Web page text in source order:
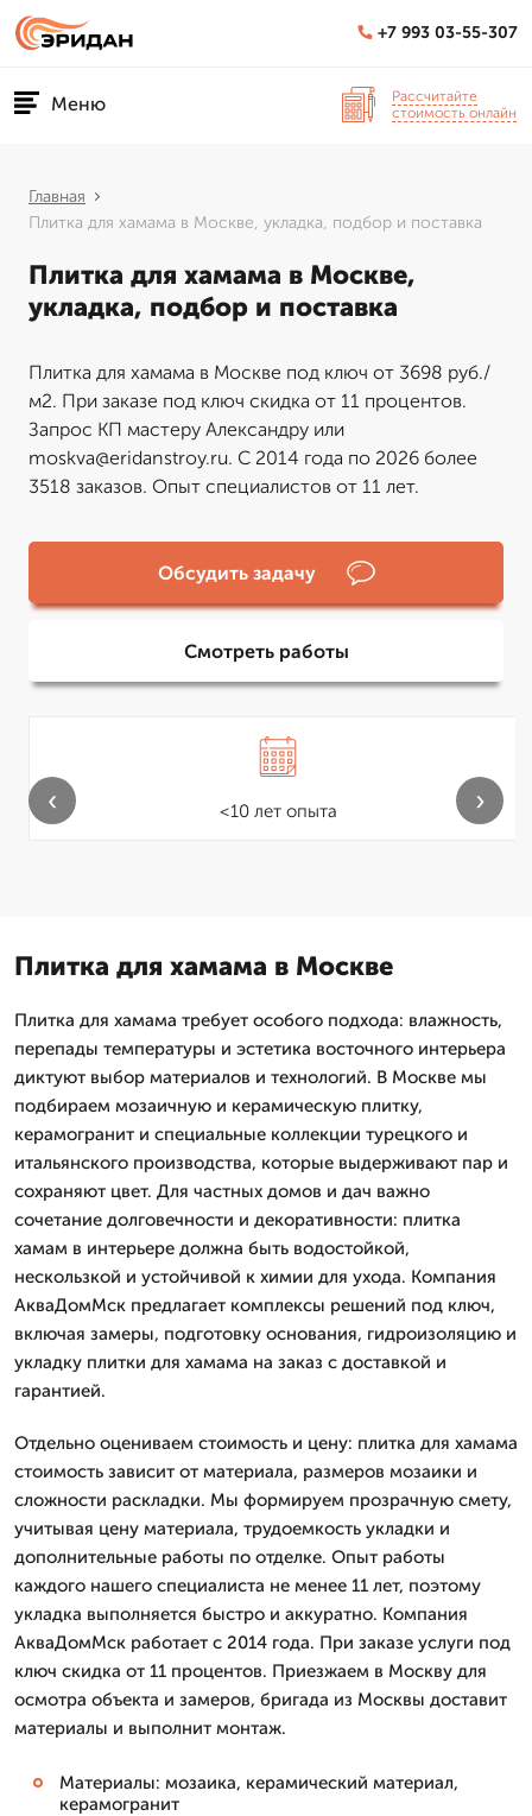
+7 993 03-55-307
Меню
Рассчитайте
стоимость онлайн
Главная
Плитка для хамама в Москве, укладка, подбор и поставка
Плитка для хамама в Москве,
укладка, подбор и поставка
Плитка для хамама в Москве под ключ от 3698 руб./
м2. При заказе под ключ скидка от 11 процентов.
Запрос КП мастеру Александру или
moskva@eridanstroy.ru. С 2014 года по 2026 более
3518 заказов. Опыт специалистов от 11 лет.
Обсудить задачу
Смотреть работы
<10 лет опыта
‹ ›
Плитка для хамама в Москве
Плитка для хамама требует особого подхода: влажность,
перепады температуры и эстетика восточного интерьера
диктуют выбор материалов и технологий. В Москве мы
подбираем мозаичную и керамическую плитку,
керамогранит и специальные коллекции турецкого и
итальянского производства, которые выдерживают пар и
сохраняют цвет. Для частных домов и дач важно
сочетание долговечности и декоративности: плитка
хамам в интерьере должна быть водостойкой,
нескользкой и устойчивой к химии для ухода. Компания
АкваДомМск предлагает комплексы решений под ключ,
включая замеры, подготовку основания, гидроизоляцию и
укладку плитки для хамама на заказ с доставкой и
гарантией.
Отдельно оцениваем стоимость и цену: плитка для хамама
стоимость зависит от материала, размеров мозаики и
сложности раскладки. Мы формируем прозрачную смету,
учитывая цену материала, трудоемкость укладки и
дополнительные работы по отделке. Опыт работы
каждого нашего специалиста не менее 11 лет, поэтому
укладка выполняется быстро и аккуратно. Компания
АкваДомМск работает с 2014 года. При заказе услуги под
ключ скидка от 11 процентов. Приезжаем в Москву для
осмотра объекта и замеров, бригада из Москвы доставит
материалы и выполнит монтаж.
Материалы: мозаика, керамический материал,
керамогранит